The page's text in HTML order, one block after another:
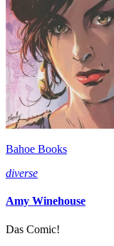
Bahoe Books
diverse
Amy Winehouse
Das Comic!